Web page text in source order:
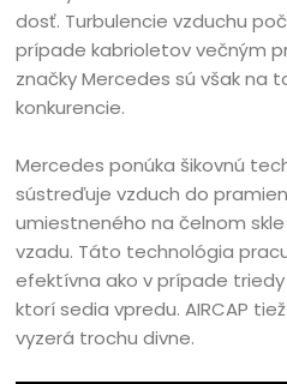
dosť. Turbulencie vzduchu
prípade kabrioletov večným
značky Mercedes sú však na
konkurencie.
Mercedes ponúka šikovnú
sústreďuje vzduch do
umiestneného na čelnom
vzadu. Táto technológia
efektívna ako v prípade
ktorí sedia vpredu. AIRCAP
vyzerá trochu divne.